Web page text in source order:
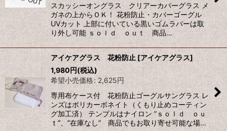
スカッシーオングラス クリアーカバーグラス メ
ガネの上からＯＫ！ 花粉防止・カバーゴーグル
UVカット 上部に付いている黒いゴムラバーは取
り外し可能 ｓｏｌｄ ｏｕｔ 商品…
アイケアグラス 花粉防止 [アイケアグラス]
1,980円(税込)
希望小売価格: 2,625円
専用布ケース付 花粉防止ゴーグルサングラス レ
ンズはポリカーボネイト（くもり止めコーティン
グ加工済） テンプルはナイロン ”ｓｏｌｄ ｏｕ
ｔ”、”在庫なし” 商品でもお取り寄せ可能な場…